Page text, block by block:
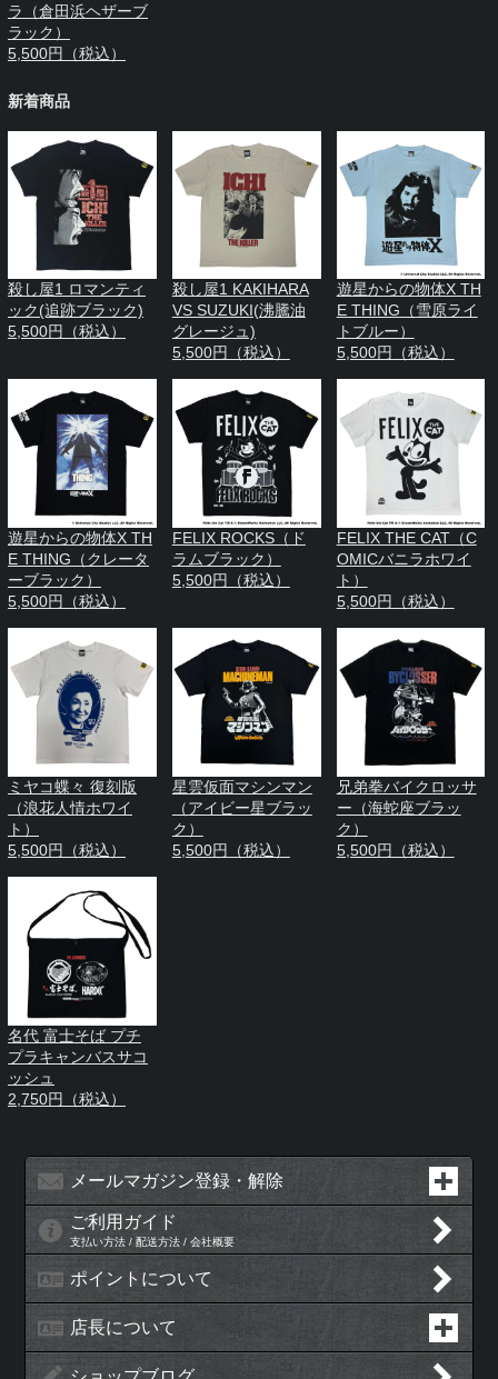
ラ（倉田浜ヘザーブ
ラック）
5,500円（税込）
新着商品
殺し屋1 ロマンティ
ック(追跡ブラック)
5,500円（税込）
殺し屋1 KAKIHARA
VS SUZUKI(沸騰油
グレージュ)
5,500円（税込）
遊星からの物体X TH
E THING（雪原ライ
トブルー）
5,500円（税込）
遊星からの物体X TH
E THING（クレータ
ーブラック）
5,500円（税込）
FELIX ROCKS（ド
ラムブラック）
5,500円（税込）
FELIX THE CAT（C
OMICバニラホワイ
ト）
5,500円（税込）
ミヤコ蝶々 復刻版
（浪花人情ホワイ
ト）
5,500円（税込）
星雲仮面マシンマン
（アイビー星ブラッ
ク）
5,500円（税込）
兄弟拳バイクロッサ
ー（海蛇座ブラッ
ク）
5,500円（税込）
名代 富士そば プチ
プラキャンバスサコ
ッシュ
2,750円（税込）
メールマガジン登録・解除
ご利用ガイド
支払い方法 / 配送方法 / 会社概要
ポイントについて
店長について